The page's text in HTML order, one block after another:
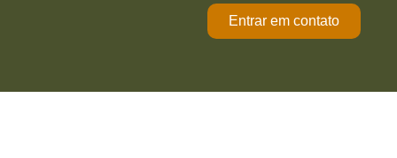
Entrar em contato